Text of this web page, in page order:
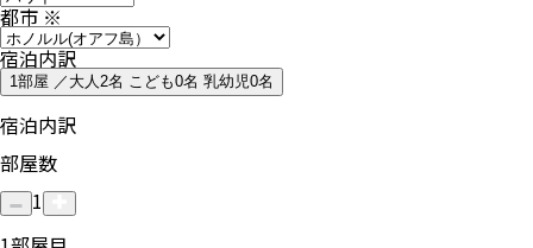
都市※
宿泊内訳
1部屋 ／大人2名 こども0名 乳幼児0名
宿泊内訳
部屋数
1